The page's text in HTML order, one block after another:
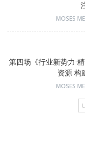
MOSES
第四场《行业新势力·
资源 构
MOSES